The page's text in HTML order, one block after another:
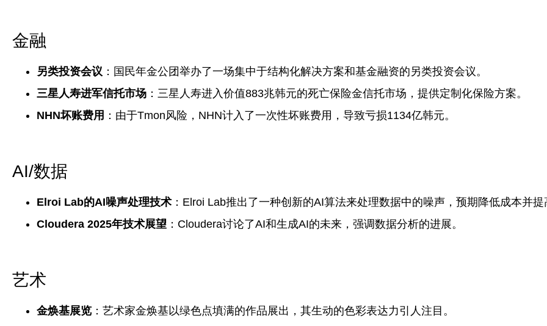
金融
另类投资会议 ：国民年金公团举办了一场集中于结构化解决方案和基金融资的另类投资会议。
三星人寿进军信托市场 ：三星人寿进入价值883兆韩元的死亡保险金信托市场，提供定制化保险方案。
NHN坏账费用 ：由于Tmon风险，NHN计入了一次性坏账费用，导致亏损1134亿韩元。
AI/数据
Elroi Lab的AI噪声处理技术 ：Elroi Lab推出了一种创新的AI算法来处理数据中的噪声，预期降低成本并
Cloudera 2025年技术展望 ：Cloudera讨论了AI和生成AI的未来，强调数据分析的进展。
艺术
金焕基展览 ：艺术家金焕基以绿色点填满的作品展出，其生动的色彩表达力引人注目。